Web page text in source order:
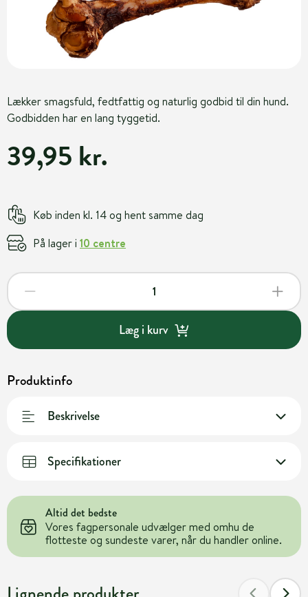
Lækker smagsfuld, fedtfattig og naturlig godbid til din hund.
Godbidden har en lang tyggetid.
39,95 kr.
Køb inden kl. 14 og hent samme dag
På lager i 10 centre
Læg i kurv
Produktinfo
Beskrivelse
Specifikationer
Altid det bedste
Vores fagpersonale udvælger med omhu de
flotteste og sundeste varer, når du handler online.